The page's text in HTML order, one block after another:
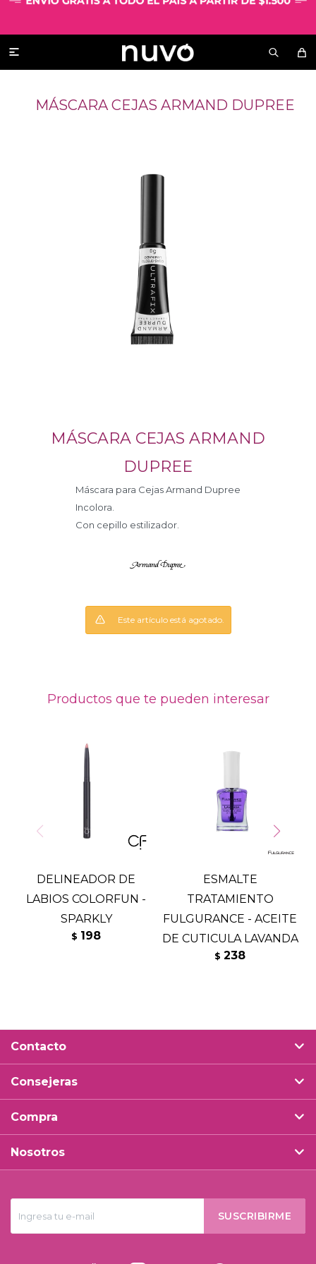

MÁSCARA CEJAS ARMAND DUPREE
MÁSCARA CEJAS ARMAND
DUPREE
Máscara para Cejas Armand Dupree
Incolora.
Con cepillo estilizador.
Este artículo está agotado.
Productos que te pueden interesar
DELINEADOR DE
LABIOS COLORFUN -
SPARKLY
$ 198
ESMALTE
TRATAMIENTO
FULGURANCE - ACEITE
DE CUTICULA LAVANDA
$ 238
SUSCRIBIRME
Contacto
Consejeras
Compra
Nosotros